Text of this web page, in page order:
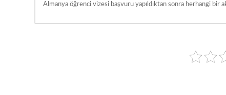
Almanya öğrenci vizesi başvuru yapıldıktan sonra herhangi bir